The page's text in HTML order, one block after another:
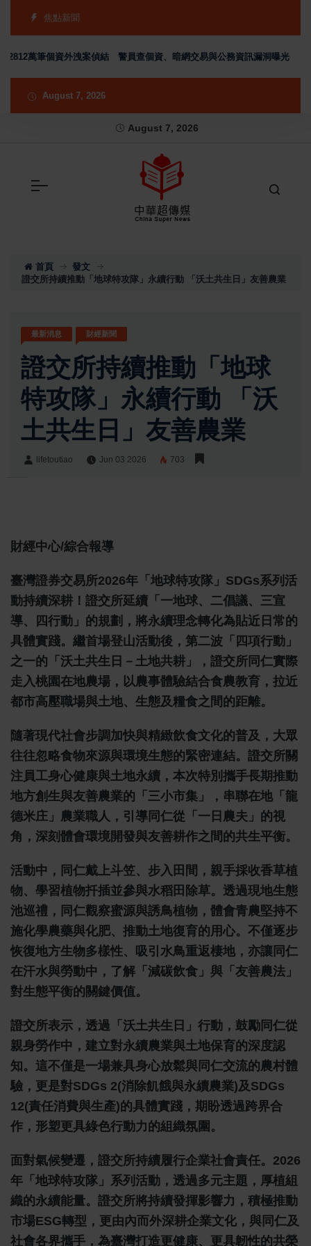
焦點新聞
萬筆個資外洩案偵結 警員查個資、暗網交易與公務資訊漏洞曝光 台南
August 7, 2026
August 7, 2026
首頁
發文
證交所持續推動「地球特攻隊」永續行動 「沃土共生日」友善農業
最新消息 財經新聞
證交所持續推動「地球
特攻隊」永續行動 「沃
土共生日」友善農業
lifetoutiao Jun 03 2026 703
財經中心/綜合報導
臺灣證券交易所2026年「地球特攻隊」SDGs系列活
動持續深耕！證交所延續「一地球、二倡議、三宣
導、四行動」的規劃，將永續理念轉化為貼近日常的
具體實踐。繼首場登山活動後，第二波「四項行動」
之一的「沃土共生日－土地共耕」，證交所同仁實際
走入桃園在地農場，以農事體驗結合食農教育，拉近
都市高壓職場與土地、生態及糧食之間的距離。
隨著現代社會步調加快與精緻飲食文化的普及，大眾
往往忽略食物來源與環境生態的緊密連結。證交所關
注員工身心健康與土地永續，本次特別攜手長期推動
地方創生與友善農業的「三小市集」，串聯在地「龍
德米庄」農業職人，引導同仁從「一日農夫」的視
角，深刻體會環境開發與友善耕作之間的共生平衡。
活動中，同仁戴上斗笠、步入田間，親手採收香草植
物、學習植物扦插並參與水稻田除草。透過現地生態
池巡禮，同仁觀察蜜源與誘鳥植物，體會青農堅持不
施化學農藥與化肥、推動土地復育的用心。不僅逐步
恢復地方生物多樣性、吸引水鳥重返棲地，亦讓同仁
在汗水與勞動中，了解「減碳飲食」與「友善農法」
對生態平衡的關鍵價值。
證交所表示，透過「沃土共生日」行動，鼓勵同仁從
親身勞作中，建立對永續農業與土地保育的深度認
知。這不僅是一場兼具身心放鬆與同仁交流的農村體
驗，更是對SDGs 2(消除飢餓與永續農業)及SDGs
12(責任消費與生產)的具體實踐，期盼透過跨界合
作，形塑更具綠色行動力的組織氛圍。
面對氣候變遷，證交所持續履行企業社會責任。2026
年「地球特攻隊」系列活動，透過多元主題，厚植組
織的永續能量。證交所將持續發揮影響力，積極推動
市場ESG轉型，更由內而外深耕企業文化，與同仁及
社會各界攜手，為臺灣打造更健康、更具韌性的共榮